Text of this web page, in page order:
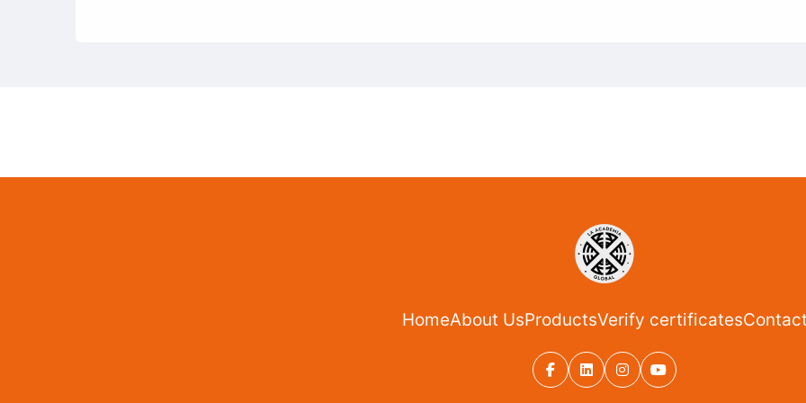
HomeAbout UsProductsVerify certificates